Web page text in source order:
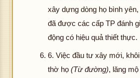
xây dựng dòng họ bình
đã được các cấp TP đánh
động có hiệu quả thiết thực.
6. Việc đầu tư xây mới,
thờ họ(Từ đường), lăng